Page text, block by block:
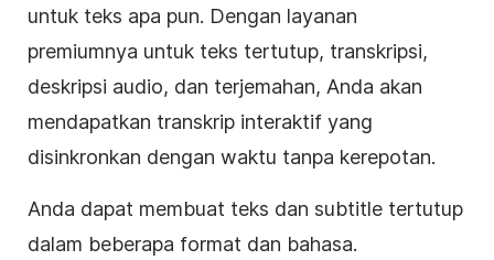
untuk teks apa pun. Dengan layanan
premiumnya untuk teks tertutup, transkripsi,
deskripsi audio, dan terjemahan, Anda akan
mendapatkan transkrip interaktif yang
disinkronkan dengan waktu tanpa kerepotan.
Anda dapat membuat teks dan subtitle tertutup
dalam beberapa format dan bahasa.